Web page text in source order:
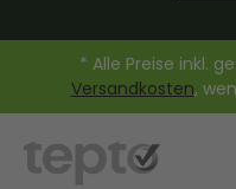
* Alle Preise inkl.
Versandkosten,